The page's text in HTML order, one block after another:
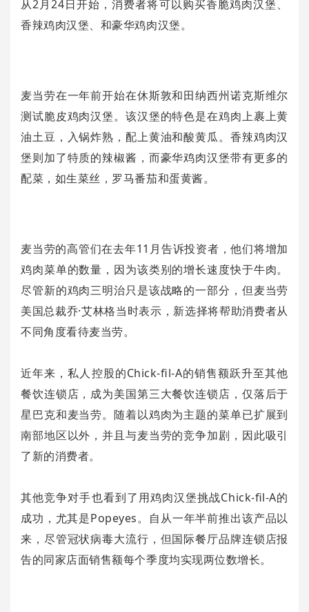
从2月24日开始，消费者将可以购买香脆鸡肉汉堡、
香辣鸡肉汉堡、和豪华鸡肉汉堡。
麦当劳在一年前开始在休斯敦和田纳西州诺克斯维尔
测试脆皮鸡肉汉堡。该汉堡的特色是在鸡肉上裹上黄
油土豆，入锅炸熟，配上黄油和酸黄瓜。香辣鸡肉汉
堡则加了特质的辣椒酱，而豪华鸡肉汉堡带有更多的
配菜，如生菜丝，罗马番茄和蛋黄酱。
麦当劳的高管们在去年11月告诉投资者，他们将增加
鸡肉菜单的数量，因为该类别的增长速度快于牛肉。
尽管新的鸡肉三明治只是该战略的一部分，但麦当劳
美国总裁乔·艾林格当时表示，新选择将帮助消费者从
不同角度看待麦当劳。
近年来，私人控股的Chick-fil-A的销售额跃升至其他
餐饮连锁店，成为美国第三大餐饮连锁店，仅落后于
星巴克和麦当劳。随着以鸡肉为主题的菜单已扩展到
南部地区以外，并且与麦当劳的竞争加剧，因此吸引
了新的消费者。
其他竞争对手也看到了用鸡肉汉堡挑战Chick-fil-A的
成功，尤其是Popeyes。自从一年半前推出该产品以
来，尽管冠状病毒大流行，但国际餐厅品牌连锁店报
告的同家店面销售额每个季度均实现两位数增长。